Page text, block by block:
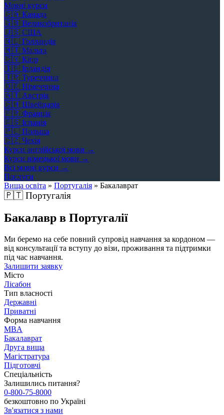
Мовні курси
🇨🇦 Канада
🇬🇧 Великобританія
🇺🇸 США
🇳🇱 Голландія
🇲🇹 Мальта
🇨🇾 Кіпр
🇮🇪 Ірландія
🇹🇷 Туреччина
🇩🇪 Німеччина
🇦🇹 Австрія
🇨🇭 Швейцарія
🇫🇷 Франція
🇪🇸 Іспанія
🇵🇱 Польща
🇨🇿 Чехія
Курси англійської мови →
Курси німецької мови →
Всі мовні курси →
Послуги
Вища освіта » Португалія » Бакалаврат
🇵🇹Португалія
Бакалавр в Португалії
Ми беремо на себе повний супровід навчання за кордоном —
від консультації та вступу до візи, проживання та підтримки
під час навчання.
Залишити заявку
Місто
Лісабон
Тип власності
Державні
Приватні
Форма навчання
MBA
Бакалаврат
Друга вища
Магістратура
Підготовчі
Спеціальність
Залишились питання?
0-800-75-8000
безкоштовно по Україні
Зв'язатися з нами